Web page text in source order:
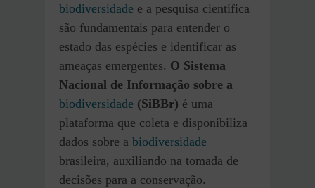
biodiversidade e a pesquisa científica
são fundamentais para entender o
estado das espécies e identificar as
ameaças emergentes. O Sistema
Nacional de Informação sobre a
biodiversidade (SiBBr) é uma
plataforma que coleta e disponibiliza
dados sobre a biodiversidade
brasileira, auxiliando na tomada de
decisões para a conservação.